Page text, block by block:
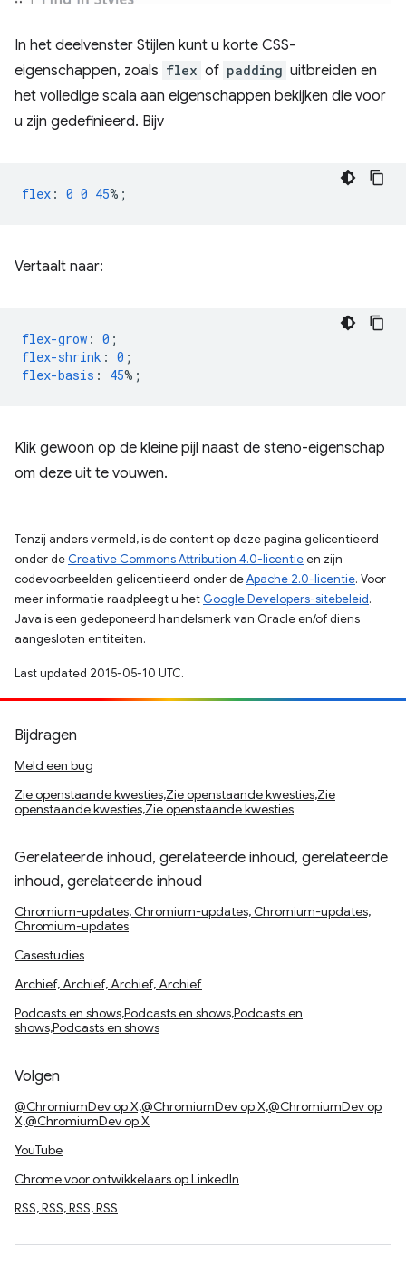
In het deelvenster Stijlen kunt u korte CSS-
eigenschappen, zoals flex of padding uitbreiden en
het volledige scala aan eigenschappen bekijken die voor
u zijn gedefinieerd. Bijv
flex : 0 0 45%;
Vertaalt naar:
flex-grow : 0 ;
flex-shrink : 0 ;
flex-basis : 45%;
Klik gewoon op de kleine pijl naast de steno-eigenschap
om deze uit te vouwen.
Tenzij anders vermeld, is de content op deze pagina gelicentieerd
onder de Creative Commons Attribution 4.0-licentieen zijn
codevoorbeelden gelicentieerd onder deApache 2.0-licentie. Voor
meer informatie raadpleegt u het Google Developers-sitebeleid.
Java is een gedeponeerd handelsmerk van Oracle en/of diens
aangesloten entiteiten.
Last updated 2015-05-10 UTC.
Bijdragen
Meld een bug
Zie openstaande kwesties,Zie openstaande kwesties,Zie
openstaande kwesties,Zie openstaande kwesties
Gerelateerde inhoud, gerelateerde inhoud, gerelateerde
inhoud, gerelateerde inhoud
Chromium-updates, Chromium-updates, Chromium-updates,
Chromium-updates
Casestudies
Archief, Archief, Archief, Archief
Podcasts en shows,Podcasts en shows,Podcasts en
shows,Podcasts en shows
Volgen
@ChromiumDev op X,@ChromiumDev op X,@ChromiumDev op
X,@ChromiumDev op X
YouTube
Chrome voor ontwikkelaars op LinkedIn
RSS, RSS, RSS, RSS